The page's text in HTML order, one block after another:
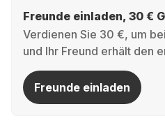
Freunde einladen, 30 €
Verdienen Sie 30 €, um
und Ihr Freund erhält den
Freunde einladen